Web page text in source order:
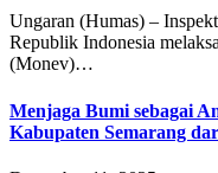
Ungaran (Humas) –
Republik Indonesia
(Monev)…
Menjaga Bumi sebagai
Kabupaten Semarang